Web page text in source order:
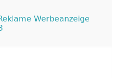
Werbeanzeige